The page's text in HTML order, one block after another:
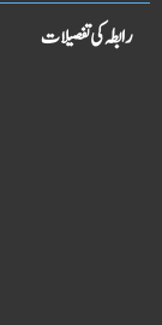
رابطہ کی تفصیلات